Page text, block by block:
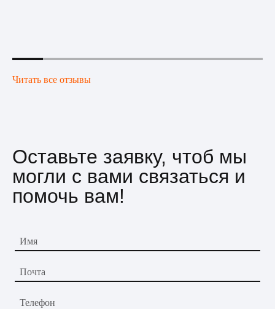
Читать все отзывы
Оставьте заявку, чтоб мы
могли с вами связаться и
помочь вам!
Имя
Почта
Телефон